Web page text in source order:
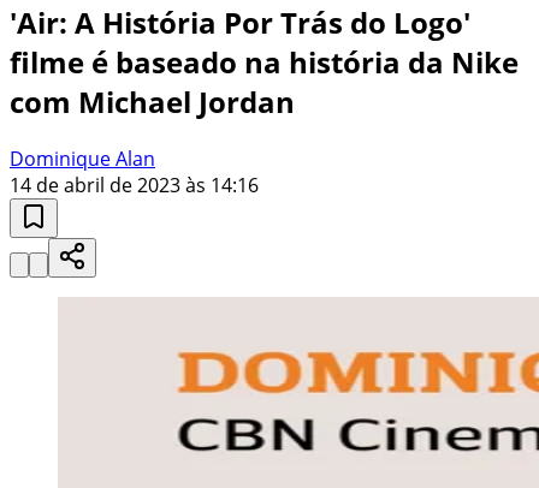
'Air: A História Por Trás do Logo'
filme é baseado na história da Nike
com Michael Jordan
Dominique Alan
14 de abril de 2023 às 14:16